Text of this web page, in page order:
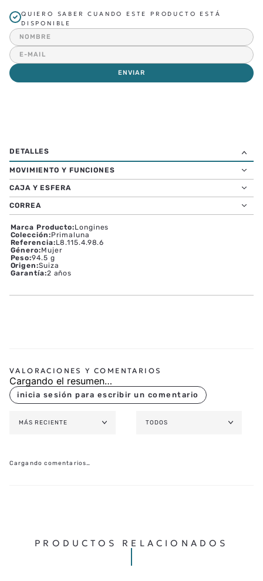
QUIERO SABER CUANDO ESTE PRODUCTO ESTÁ
DISPONIBLE
ENVIAR
MOVIMIENTO Y FUNCIONES
CAJA Y ESFERA
CORREA
Marca Producto:Longines
Colección:Primaluna
Referencia:L8.115.4.98.6
Género:Mujer
Peso:94.5 g
Origen:Suiza
Garantía:2 años
Cargando el resumen…
MÁS RECIENTE TODOS
Cargando comentarios…
PRODUCTOS RELACIONADOS